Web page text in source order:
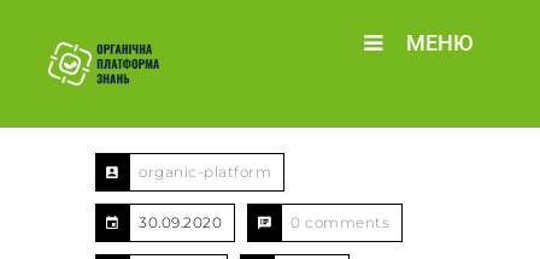
МЕНЮ
organic-platform
30.09.2020 0 comments